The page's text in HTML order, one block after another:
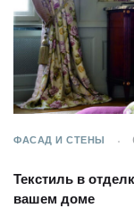
ФАСАД И СТЕНЫ
Текстиль в
вашем доме